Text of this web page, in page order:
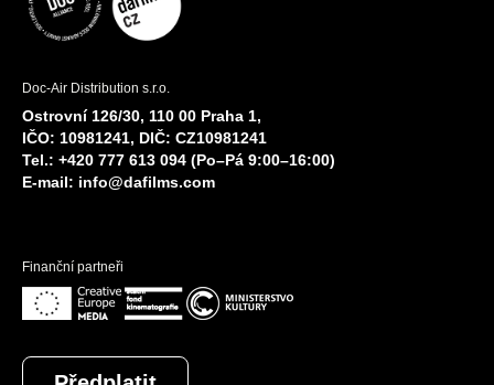
Doc-Air Distribution s.r.o.
Ostrovní 126/30, 110 00 Praha 1,
IČO: 10981241, DIČ: CZ10981241
Tel.: +420 777 613 094 (Po–Pá 9:00–16:00)
E-mail: info@dafilms.com
Finanční partneři